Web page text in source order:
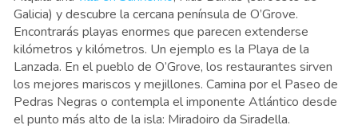
Galicia) y descubre la cercana península de O’Grove.
Encontrarás playas enormes que parecen extenderse
kilómetros y kilómetros. Un ejemplo es la Playa de la
Lanzada. En el pueblo de O’Grove, los restaurantes sirven
los mejores mariscos y mejillones. Camina por el Paseo de
Pedras Negras o contempla el imponente Atlántico desde
el punto más alto de la isla: Miradoiro da Siradella.